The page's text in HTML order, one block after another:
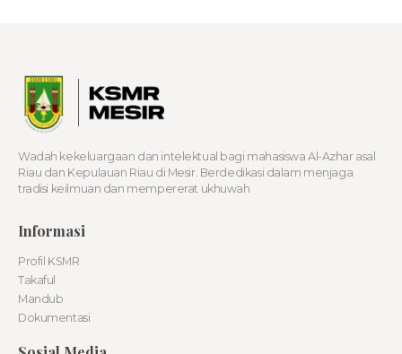
Wadah kekeluargaan dan intelektual bagi mahasiswa Al-Azhar asal
Riau dan Kepulauan Riau di Mesir. Berdedikasi dalam menjaga
tradisi keilmuan dan mempererat ukhuwah
Informasi
Profil KSMR
Takaful
Mandub
Dokumentasi